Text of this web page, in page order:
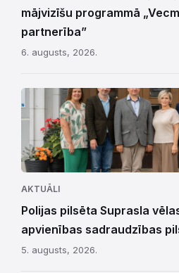
mājvizīšu programmā
partnerība”
6. augusts, 2026.
AKTUĀLI
Polijas pilsēta Suprasla
apvienības sadraudzības
5. augusts, 2026.